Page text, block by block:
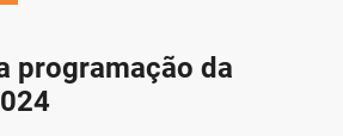
programação da